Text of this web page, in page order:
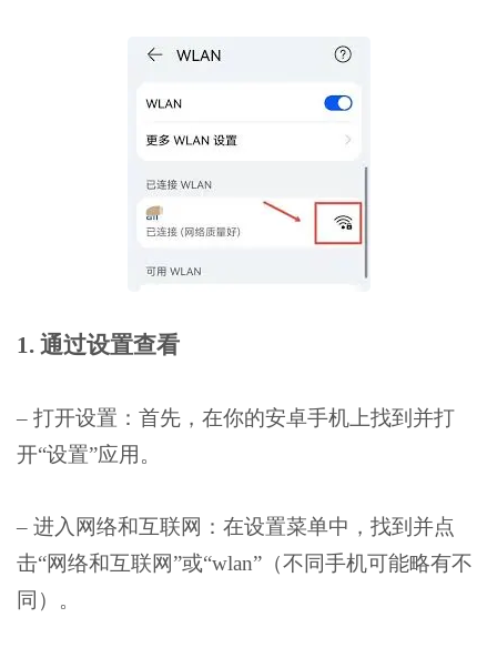
1. 通过设置查看
– 打开设置：首先，在你的安卓手机上找到并打
开“设置”应用。
– 进入网络和互联网：在设置菜单中，找到并点
击“网络和互联网”或“wlan”（不同手机可能略有不
同）。